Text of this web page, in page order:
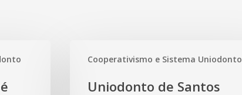
Cooperativismo e Sistema Uniodonto
orientaUniodonto de Santos